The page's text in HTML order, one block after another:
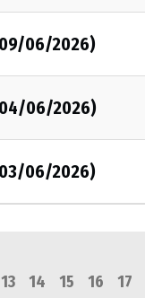
06/2026)
06/2026)
06/2026)
13 14 15 16 17